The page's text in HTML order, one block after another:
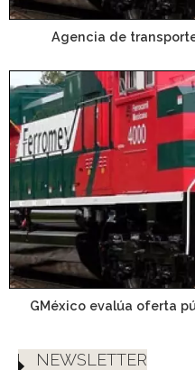
Agencia de
GMéxico evalúa oferta
NEWSLETTER